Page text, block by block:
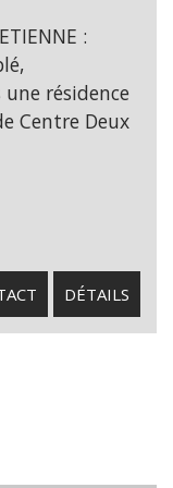
:
résidence
Centre Deux
DÉTAILS